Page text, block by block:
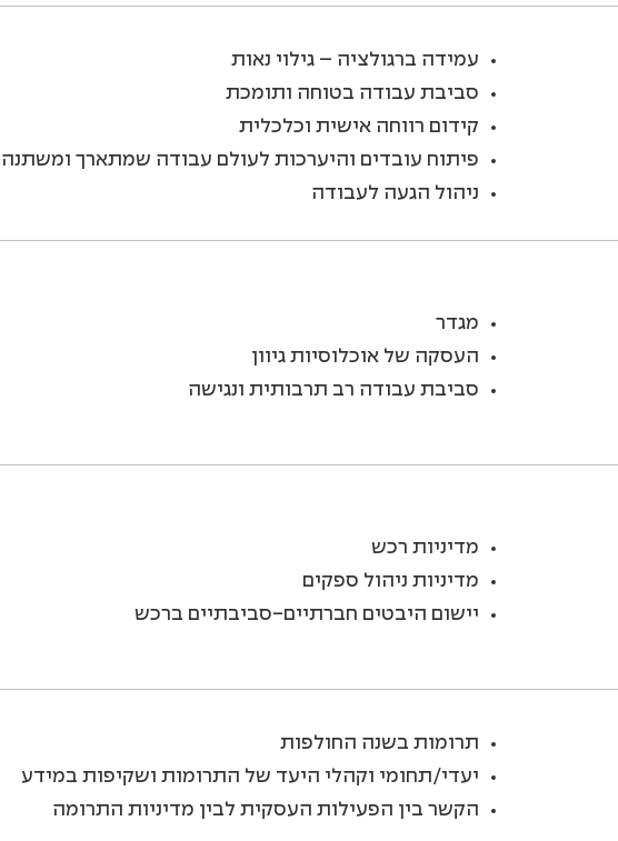
עמידה ברגולציה – גילוי נאות
סביבת עבודה בטוחה ותומכת
קידום רווחה אישית וכלכלית
פיתוח עובדים והיערכות לעולם עבודה שמתארך ומשתנה
ניהול הגעה לעבודה
מגדר
העסקה של אוכלוסיות גיוון
סביבת עבודה רב תרבותית ונגישה
מדיניות רכש
מדיניות ניהול ספקים
יישום היבטים חברתיים-סביבתיים ברכש
תרומות בשנה החולפות
יעדי/תחומי וקהלי היעד של התרומות ושקיפות במידע
הקשר בין הפעילות העסקית לבין מדיניות התרומה